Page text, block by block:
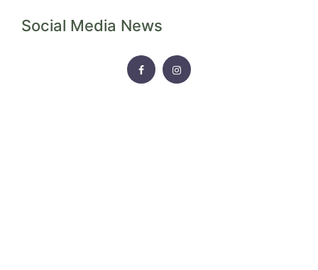
Social Media News
FACEBOOKINSTAGRAM